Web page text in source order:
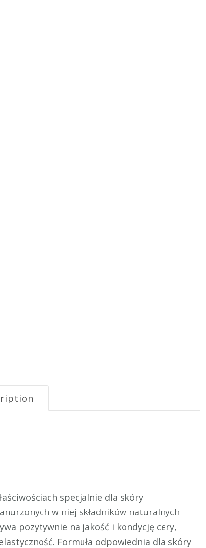
specjalnie dla skóry
w niej składników naturalnych
pozytywnie na jakość i kondycję cery,
Formuła odpowiednia dla skóry